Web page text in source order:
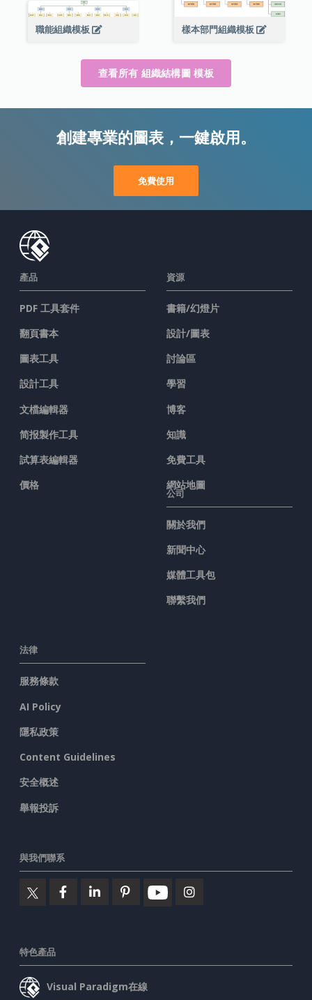
樣本部門組織模板
職能組織模板
查看所有 組織結構圖 模板
創建專業的圖表，一鍵啟用。
免費使用
產品
PDF 工具套件
翻頁書本
圖表工具
設計工具
文檔編輯器
简报製作工具
試算表編輯器
價格
資源
書籍/幻燈片
設計/圖表
討論區
學習
博客
知識
免費工具
網站地圖
公司
關於我們
新聞中心
媒體工具包
聯繫我們
法律
服務條款
AI Policy
隱私政策
Content Guidelines
安全概述
舉報投訴
與我們聯系
特色產品
Visual Paradigm在線